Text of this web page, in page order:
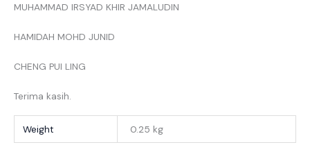
MUHAMMAD IRSYAD KHIR JAMALUDIN
HAMIDAH MOHD JUNID
CHENG PUI LING
Terima kasih.
Weight 0.25 kg